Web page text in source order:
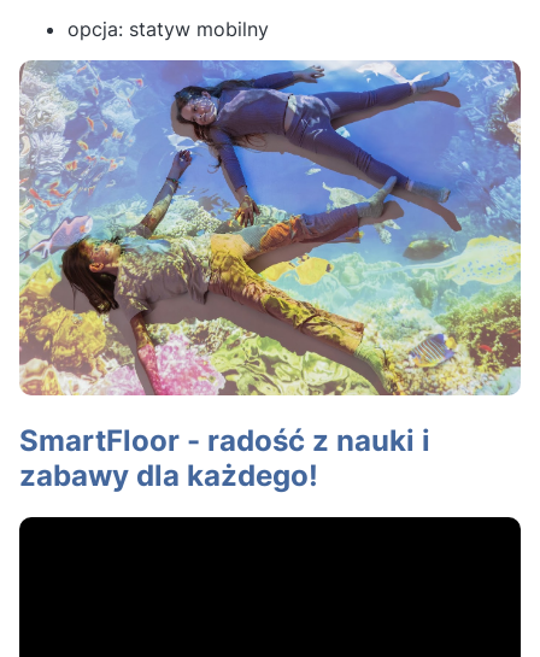
opcja: statyw mobilny
SmartFloor - radość z nauki i
zabawy dla każdego!